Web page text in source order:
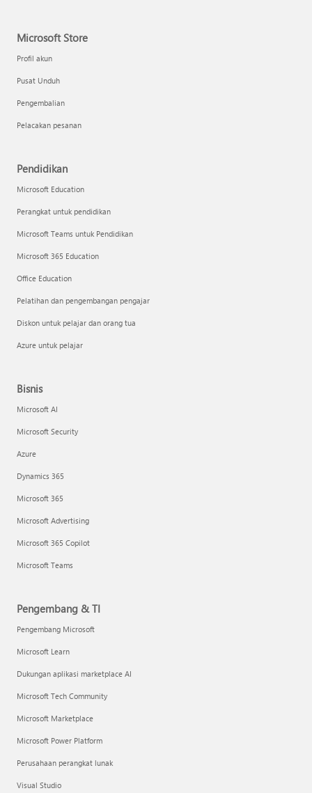
Microsoft Store
Profil akun
Pusat Unduh
Pengembalian
Pelacakan pesanan
Pendidikan
Microsoft Education
Perangkat untuk pendidikan
Microsoft Teams untuk Pendidikan
Microsoft 365 Education
Office Education
Pelatihan dan pengembangan pengajar
Diskon untuk pelajar dan orang tua
Azure untuk pelajar
Bisnis
Microsoft AI
Microsoft Security
Azure
Dynamics 365
Microsoft 365
Microsoft Advertising
Microsoft 365 Copilot
Microsoft Teams
Pengembang & TI
Pengembang Microsoft
Microsoft Learn
Dukungan aplikasi marketplace AI
Microsoft Tech Community
Microsoft Marketplace
Microsoft Power Platform
Perusahaan perangkat lunak
Visual Studio